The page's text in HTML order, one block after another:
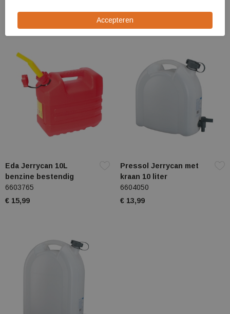
Eda Jerrycan 10L
benzine bestendig
6603765
€ 15,99
Pressol Jerrycan met
kraan 10 liter
6604050
€ 13,99